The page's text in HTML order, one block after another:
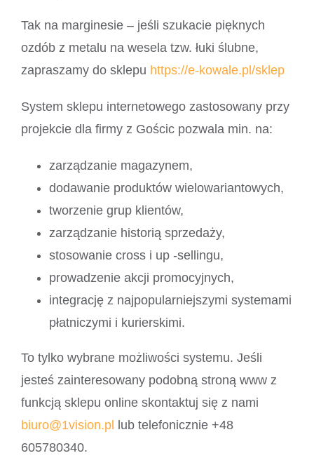
Tak na marginesie – jeśli szukacie pięknych
ozdób z metalu na wesela tzw. łuki ślubne,
zapraszamy do sklepu https://e-kowale.pl/sklep
System sklepu internetowego zastosowany przy
projekcie dla firmy z Gościc pozwala min. na:
zarządzanie magazynem,
dodawanie produktów wielowariantowych,
tworzenie grup klientów,
zarządzanie historią sprzedaży,
stosowanie cross i up -sellingu,
prowadzenie akcji promocyjnych,
integrację z najpopularniejszymi systemami
płatniczymi i kurierskimi.
To tylko wybrane możliwości systemu. Jeśli
jesteś zainteresowany podobną stroną www z
funkcją sklepu online skontaktuj się z nami
biuro@1vision.pl
lub telefonicznie +48
605780340.